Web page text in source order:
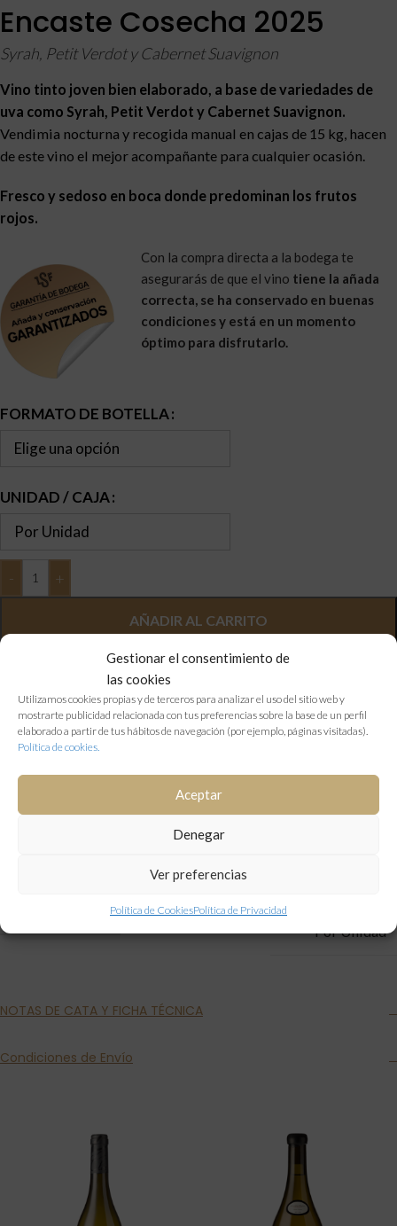
Gestionar el consentimiento de
las cookies
Utilizamos cookies propias y de terceros para analizar el uso del sitio web y
mostrarte publicidad relacionada con tus preferencias sobre la base de un perfil
elaborado a partir de tus hábitos de navegación (por ejemplo, páginas visitadas).
Política de cookies.
Aceptar
Denegar
Ver preferencias
Política de CookiesPolítica de Privacidad
Encaste Cosecha 2025
Syrah, Petit Verdot y Cabernet Suavignon
Vino tinto joven bien elaborado, a base de variedades de
uva como Syrah, Petit Verdot y Cabernet Suavignon.
Vendimia nocturna y recogida manual en cajas de 15 kg, hacen
de este vino el mejor acompañante para cualquier ocasión.
Fresco y sedoso en boca donde predominan los frutos
rojos.
Con la compra directa a la bodega te
asegurarás de que el vino tiene la añada
correcta, se ha conservado en buenas
condiciones y está en un momento
óptimo para disfrutarlo.
FORMATO DE BOTELLA
UNIDAD / CAJA
AÑADIR AL CARRITO
Información adicional
PESO 1300 g
FORMATO DE BOTELLA
UNIDAD / CAJA
Por Unidad
NOTAS DE CATA Y FICHA TÉCNICA
Condiciones de Envío